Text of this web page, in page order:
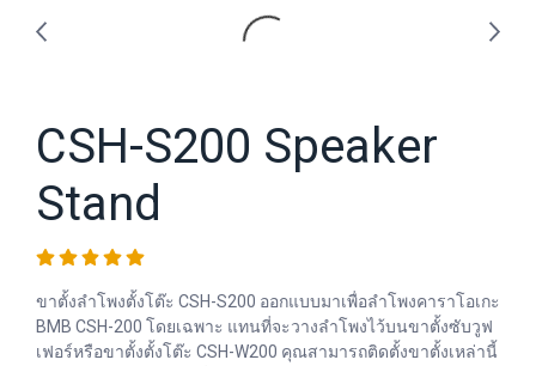
CSH-S200 Speaker
Stand
ขาตั้งลำโพงตั้งโต๊ะ CSH-S200 ออกแบบมาเพื่อลำโพงคาราโอเกะ
BMB CSH-200 โดยเฉพาะ แทนที่จะวางลำโพงไว้บนขาตั้งซับวูฟ
เฟอร์หรือขาตั้งตั้งโต๊ะ CSH-W200 คุณสามารถติดตั้งขาตั้งเหล่านี้